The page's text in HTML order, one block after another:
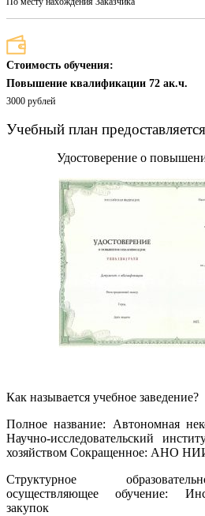
Стоимость обучения:
Повышение квалификации 72 ак.ч.
3000 рублей
Учебный план
Удостоверение о
Как называется учебное заведение?
Полное название: Автономная
Научно-исследовательский
хозяйством Сокращенное: АНО
Структурное
осуществляющее обучение:
закупок